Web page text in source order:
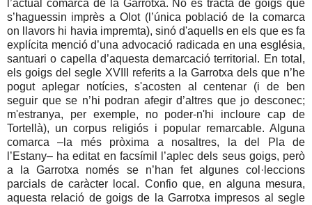
l’actual comarca de la Garrotxa. No es tracta de goigs que
s’haguessin imprès a Olot (l’única població de la comarca
on llavors hi havia impremta), sinó d'aquells en els que es fa
explícita menció d’una advocació radicada en una església,
santuari o capella d’aquesta demarcació territorial. En total,
els goigs del segle XVIII referits a la Garrotxa dels que n’he
pogut aplegar notícies, s'acosten al centenar (i de ben
seguir que se n’hi podran afegir d’altres que jo desconec;
m'estranya, per exemple, no poder-n'hi incloure cap de
Tortellà), un corpus religiós i popular remarcable. Alguna
comarca –la més pròxima a nosaltres, la del Pla de
l’Estany– ha editat en facsímil l’aplec dels seus goigs, però
a la Garrotxa només se n’han fet algunes col·leccions
parcials de caràcter local. Confio que, en alguna mesura,
aquesta relació de goigs de la Garrotxa impresos al segle